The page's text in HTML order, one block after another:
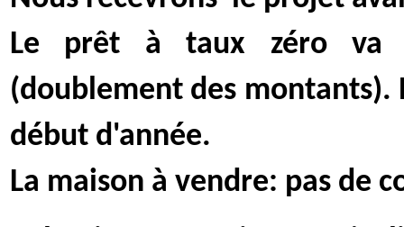
Le prêt à taux zéro va
(doublement des montants).
début d'année.
La maison à vendre: pas de